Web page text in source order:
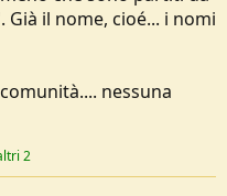
il nome, cioé... i nomi
nessuna
2